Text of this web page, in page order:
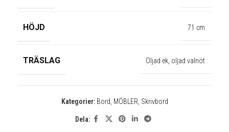
HÖJD 71 cm
TRÄSLAG Oljad ek, oljad valnöt
Kategorier: Bord MÖBLER Skrivbord
Dela: